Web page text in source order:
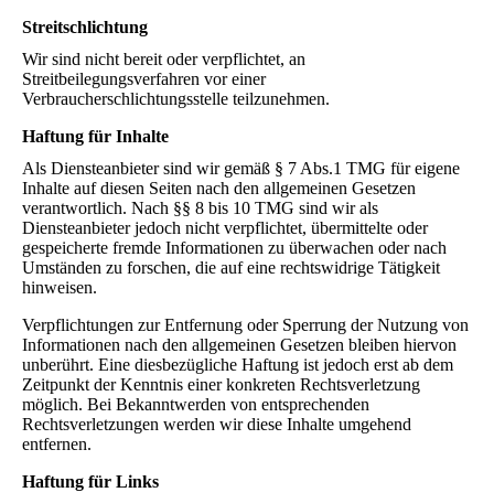
Streitschlichtung
Wir sind nicht bereit oder verpflichtet, an
Streitbeilegungsverfahren vor einer
Verbraucherschlichtungsstelle teilzunehmen.
Haftung für Inhalte
Als Diensteanbieter sind wir gemäß § 7 Abs.1 TMG für eigene
Inhalte auf diesen Seiten nach den allgemeinen Gesetzen
verantwortlich. Nach §§ 8 bis 10 TMG sind wir als
Diensteanbieter jedoch nicht verpflichtet, übermittelte oder
gespeicherte fremde Informationen zu überwachen oder nach
Umständen zu forschen, die auf eine rechtswidrige Tätigkeit
hinweisen.
Verpflichtungen zur Entfernung oder Sperrung der Nutzung von
Informationen nach den allgemeinen Gesetzen bleiben hiervon
unberührt. Eine diesbezügliche Haftung ist jedoch erst ab dem
Zeitpunkt der Kenntnis einer konkreten Rechtsverletzung
möglich. Bei Bekanntwerden von entsprechenden
Rechtsverletzungen werden wir diese Inhalte umgehend
entfernen.
Haftung für Links